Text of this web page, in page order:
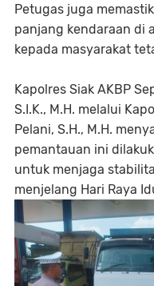
Petugas juga
panjang kendaraan di
kepada masyarakat
Kapolres Siak AKBP
S.I.K., M.H. melalui
Pelani, S.H., M.H.
pemantauan ini
untuk menjaga
menjelang Hari Raya